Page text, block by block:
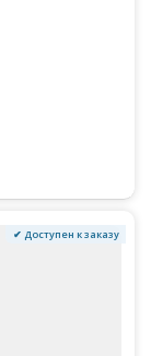
✔ Доступен к заказу